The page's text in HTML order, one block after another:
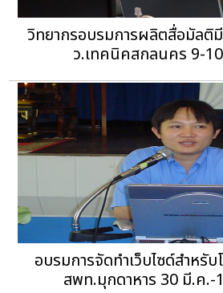
วิทยากรอบรมการผลิตสื่อมัลติ
ว.เทคนิคสกลนคร 9-
อบรมการจัดทำเว็บไซด์สำหรับ
สพท.มุกดาหาร 30 มี.ค.-